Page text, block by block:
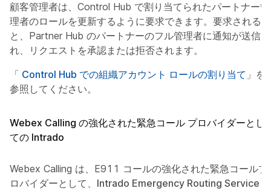
顧客管理者は、Control Hub で割り当てられたパートナー管
理者のロールを更新するように要求できます。要求される
と、Partner Hub のパートナーのフル管理者に通知が送信さ
れ、リクエストを承認または拒否されます。
「 Control Hub での組織アカウント ロールの割り当て 」を
参照してください。
Webex Calling の強化された緊急コール プロバイダーとし
ての Intrado
Webex Calling は、E911 コールの強化された緊急コールプ
ロバイダーとして、 Intrado Emergency Routing Service